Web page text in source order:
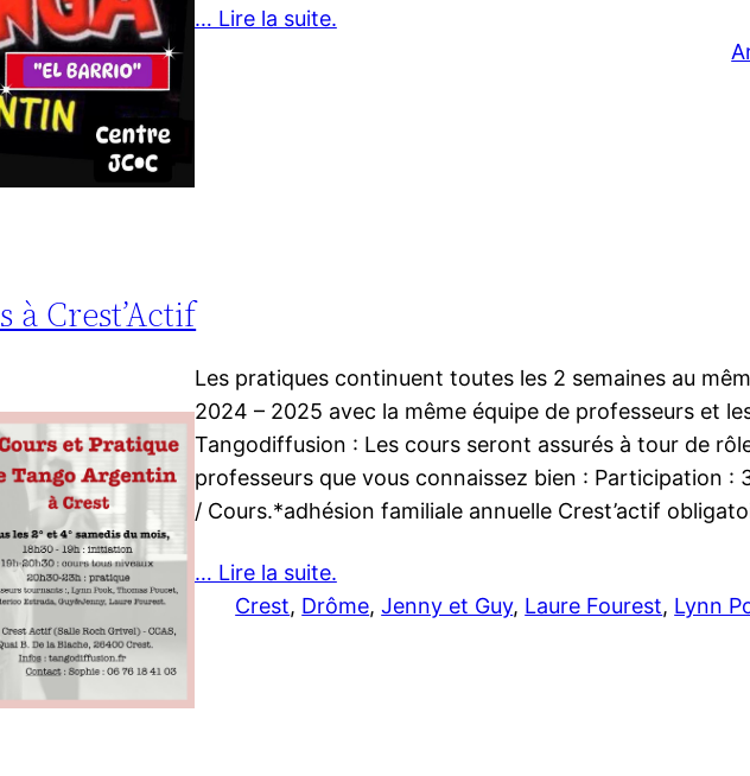
… Lire la suite.
à Crest’Actif
Les pratiques continuent toutes les 2 semaines au
2024 – 2025 avec la même équipe de professeurs et
Tangodiffusion : Les cours seront assurés à tour de
professeurs que vous connaissez bien : Participation :
/ Cours.*adhésion familiale annuelle Crest’actif
… Lire la suite.
Crest, Drôme, Jenny et Guy, Laure Fourest, Lynn